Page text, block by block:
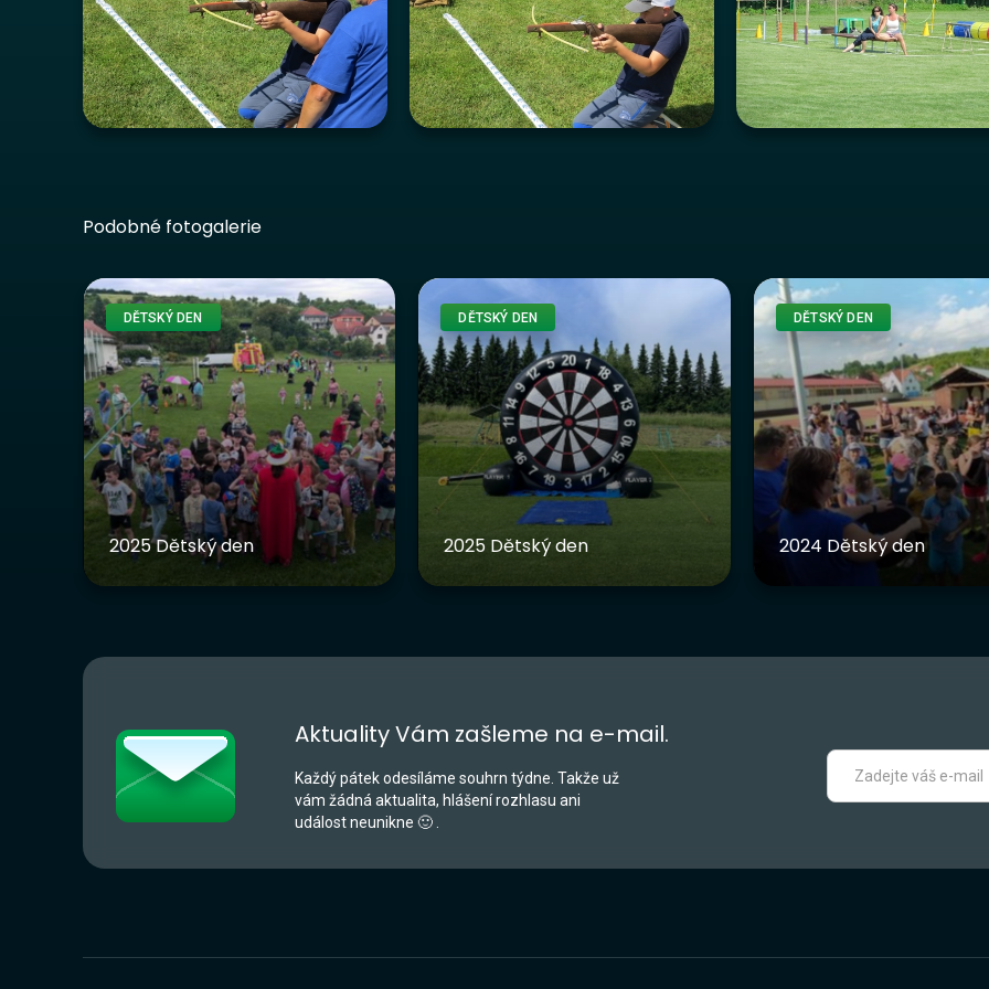
Podobné fotogalerie
2025 Dětský den
DĚTSKÝ DEN
2025 Dětský den
DĚTSKÝ DEN
2024 Dětský den
DĚTSKÝ DEN
Aktuality Vám zašleme na e-mail.
Každý pátek odesíláme souhrn týdne. Takže už
vám žádná aktualita, hlášení rozhlasu ani
událost neunikne 🙂 .